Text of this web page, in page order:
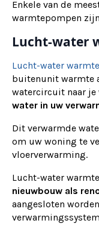
Enkele van de
warmtepompen
Lucht-water
Lucht-water
buitenunit warmte
watercircuit naar
water in uw
Dit verwarmde
om uw woning te
vloerverwarming.
Lucht-water
nieuwbouw als
aangesloten